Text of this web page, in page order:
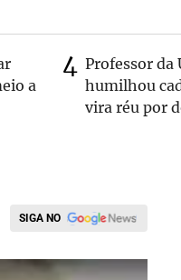
a
Professor da
humilhou
vira réu por
SIGA NO